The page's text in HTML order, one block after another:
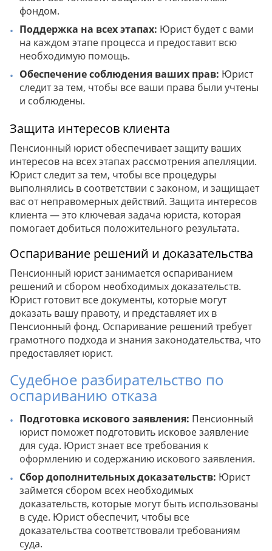
фондом.
Поддержка на всех этапах: Юрист будет с вами
на каждом этапе процесса и предоставит всю
необходимую помощь.
Обеспечение соблюдения ваших прав: Юрист
следит за тем, чтобы все ваши права были учтены
и соблюдены.
Защита интересов клиента
Пенсионный юрист обеспечивает защиту ваших
интересов на всех этапах рассмотрения апелляции.
Юрист следит за тем, чтобы все процедуры
выполнялись в соответствии с законом, и защищает
вас от неправомерных действий. Защита интересов
клиента — это ключевая задача юриста, которая
помогает добиться положительного результата.
Оспаривание решений и доказательства
Пенсионный юрист занимается оспариванием
решений и сбором необходимых доказательств.
Юрист готовит все документы, которые могут
доказать вашу правоту, и представляет их в
Пенсионный фонд. Оспаривание решений требует
грамотного подхода и знания законодательства, что
предоставляет юрист.
Судебное разбирательство по
оспариванию отказа
Подготовка искового заявления: Пенсионный
юрист поможет подготовить исковое заявление
для суда. Юрист знает все требования к
оформлению и содержанию искового заявления.
Сбор дополнительных доказательств: Юрист
займется сбором всех необходимых
доказательств, которые могут быть использованы
в суде. Юрист обеспечит, чтобы все
доказательства соответствовали требованиям
суда.